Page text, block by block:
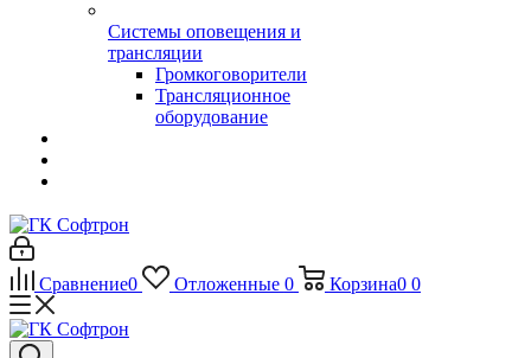
Системы оповещения и
трансляции
Громкоговорители
Трансляционное
оборудование
Сравнение0 Отложенные 0 Корзина0 0